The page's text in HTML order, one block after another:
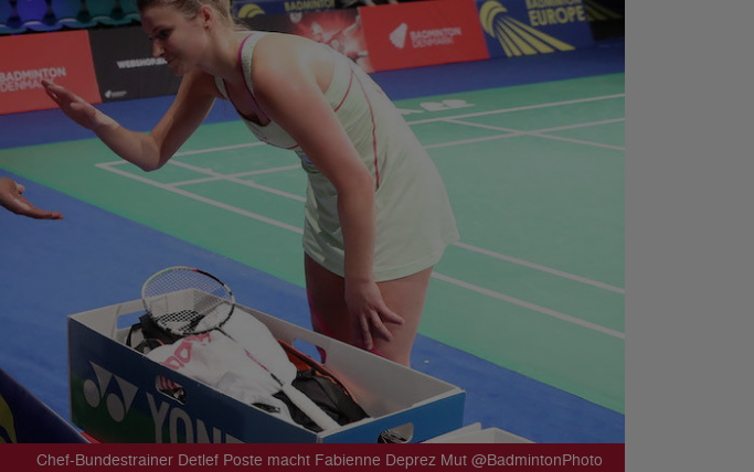
Chef-Bundestrainer Detlef Poste macht Fabienne Deprez Mut @BadmintonPhoto